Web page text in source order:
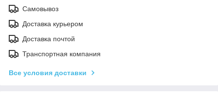
Самовывоз
Доставка курьером
Доставка почтой
Транспортная компания
Все условия доставки